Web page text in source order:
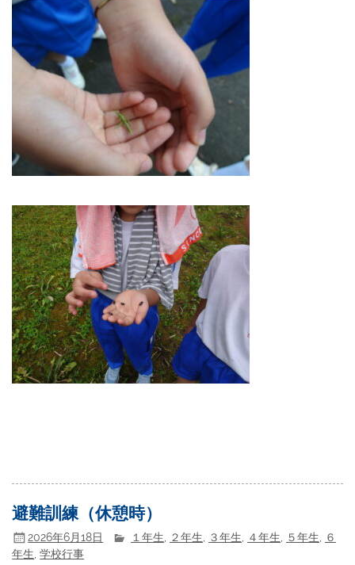
避難訓練（休憩時）
2026年6月18日 １年生 ２年生 ３年生 ４年生 ５年生
６
年生 ,学校行事